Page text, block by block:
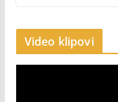
Video klipovi